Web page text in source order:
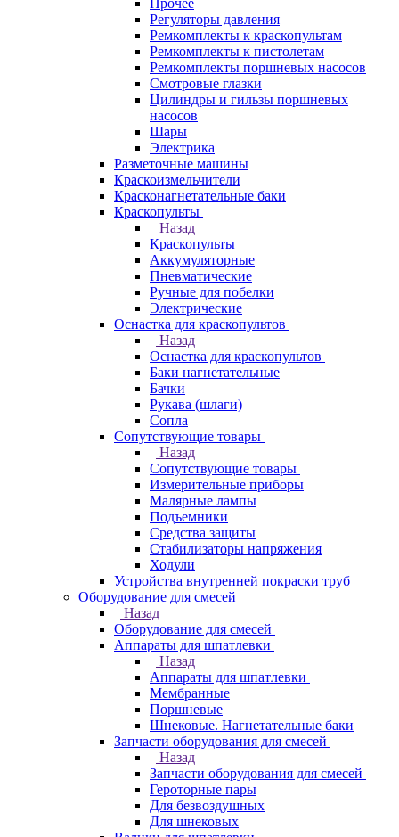
Прочее
Регуляторы давления
Ремкомплекты к краскопультам
Ремкомплекты к пистолетам
Ремкомплекты поршневых насосов
Смотровые глазки
Цилиндры и гильзы поршневых
насосов
Шары
Электрика
Разметочные машины
Краскоизмельчители
Красконагнетательные баки
Краскопульты
Назад
Краскопульты
Аккумуляторные
Пневматические
Ручные для побелки
Электрические
Оснастка для краскопультов
Назад
Оснастка для краскопультов
Баки нагнетательные
Бачки
Рукава (шлаги)
Сопла
Сопутствующие товары
Назад
Сопутствующие товары
Измерительные приборы
Малярные лампы
Подъемники
Средства защиты
Стабилизаторы напряжения
Ходули
Устройства внутренней покраски труб
Оборудование для смесей
Назад
Оборудование для смесей
Аппараты для шпатлевки
Назад
Аппараты для шпатлевки
Мембранные
Поршневые
Шнековые. Нагнетательные баки
Запчасти оборудования для смесей
Назад
Запчасти оборудования для смесей
Героторные пары
Для безвоздушных
Для шнековых